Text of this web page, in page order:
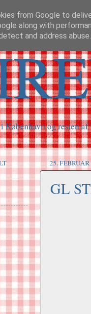
og resten af
25.
GL
from Google to
along with
and address abuse.